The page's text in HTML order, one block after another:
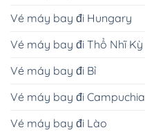
Vé máy bay đi Hungary
Vé máy bay đi Thổ Nhĩ Kỳ
Vé máy bay đi Bỉ
Vé máy bay đi Campuchia
Vé máy bay đi Lào